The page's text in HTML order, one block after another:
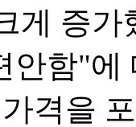
게 증
안함"에
격을